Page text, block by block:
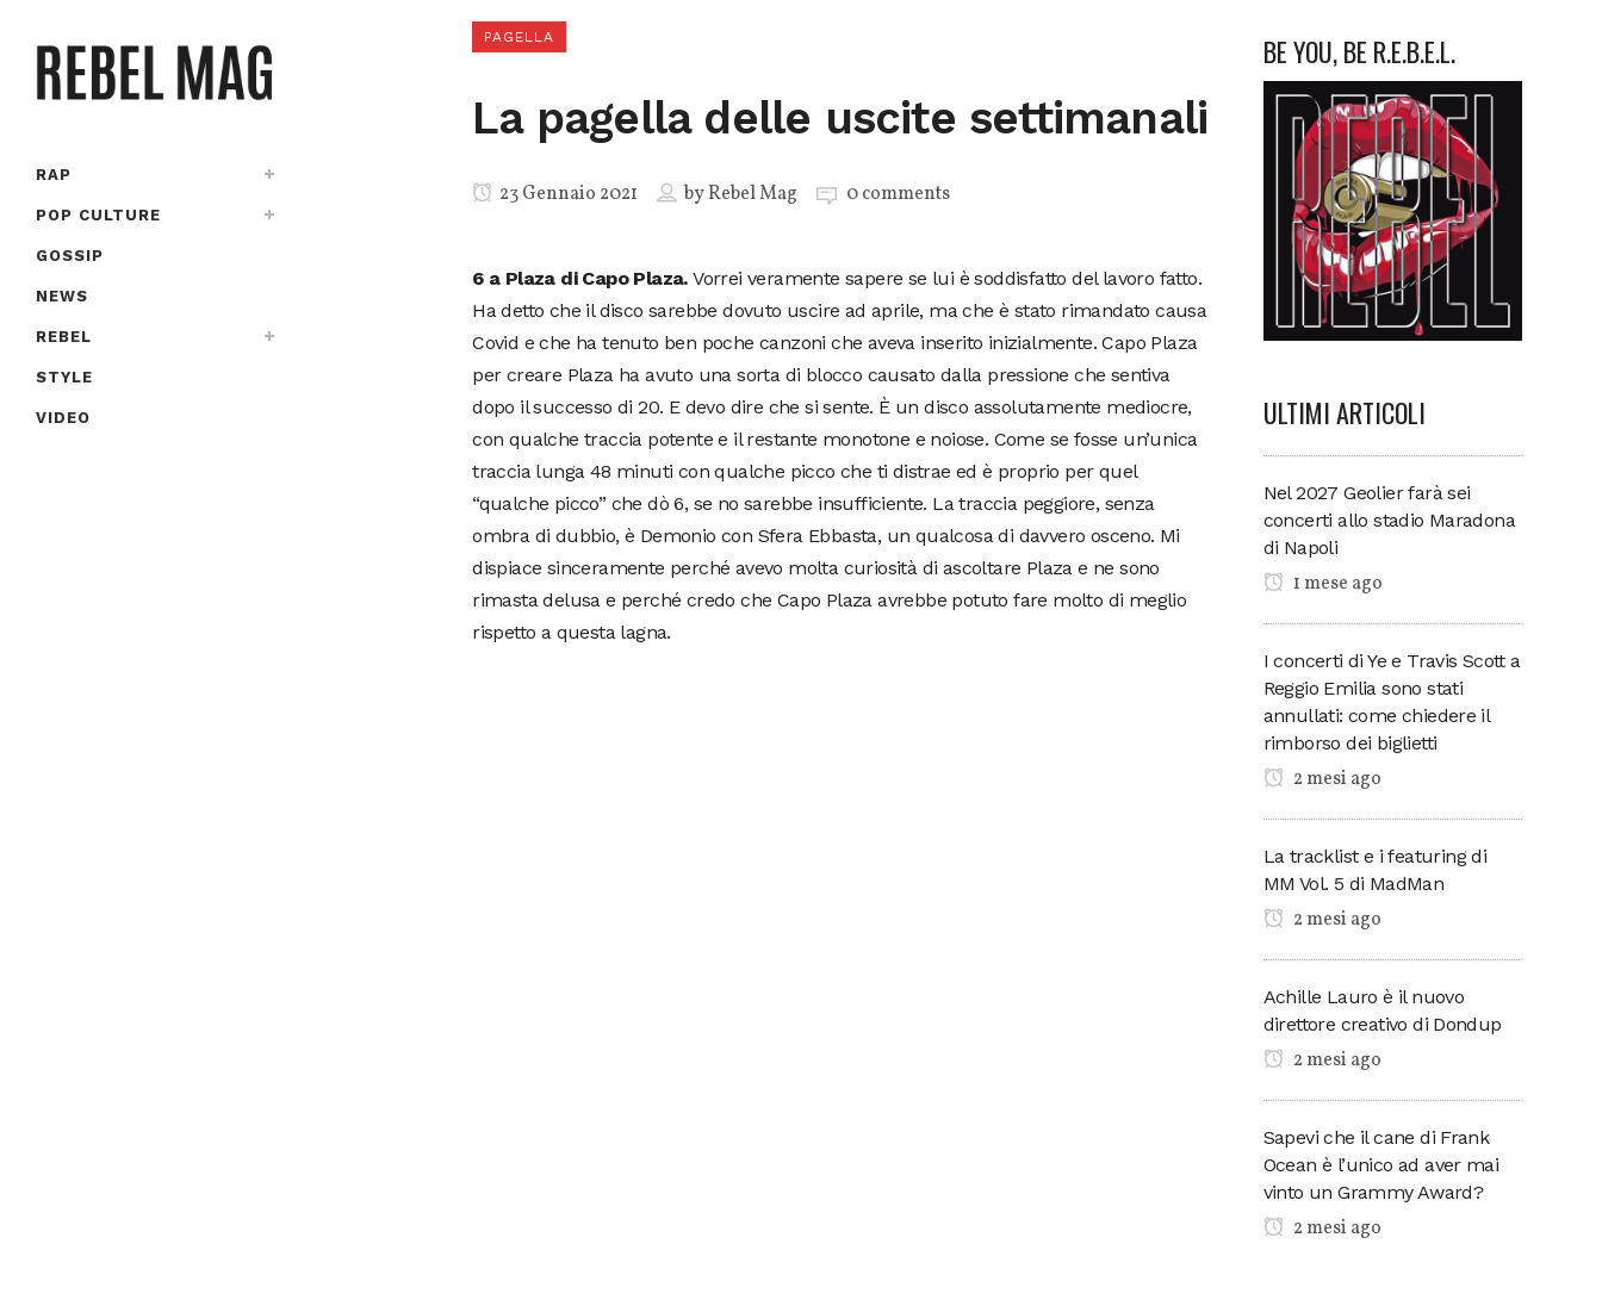
RAP
POP CULTURE
GOSSIP
NEWS
REBEL
STYLE
VIDEO
PAGELLA
La pagella delle uscite settimanali
23 Gennaio 2021 byRebel Mag 0 comments
6 a Plaza di Capo Plaza.Vorrei veramente sapere se lui è soddisfatto del lavoro fatto.
Ha detto che il disco sarebbe dovuto uscire ad aprile, ma che è stato rimandato causa
Covid e che ha tenuto ben poche canzoni che aveva inserito inizialmente. Capo Plaza
per creare Plaza ha avuto una sorta di blocco causato dalla pressione che sentiva
dopo il successo di 20. E devo dire che si sente. È un disco assolutamente mediocre,
con qualche traccia potente e il restante monotone e noiose. Come se fosse un’unica
traccia lunga 48 minuti con qualche picco che ti distrae ed è proprio per quel
“qualche picco” che dò 6, se no sarebbe insufficiente. La traccia peggiore, senza
ombra di dubbio, è Demonio con Sfera Ebbasta, un qualcosa di davvero osceno. Mi
dispiace sinceramente perché avevo molta curiosità di ascoltare Plaza e ne sono
rimasta delusa e perché credo che Capo Plaza avrebbe potuto fare molto di meglio
rispetto a questa lagna.
BE YOU, BE R.E.B.E.L.
ULTIMI ARTICOLI
Nel 2027 Geolier farà sei
concerti allo stadio Maradona
di Napoli
1 mese ago
I concerti di Ye e Travis Scott a
Reggio Emilia sono stati
annullati: come chiedere il
rimborso dei biglietti
2 mesi ago
La tracklist e i featuring di
MM Vol. 5 di MadMan
2 mesi ago
Achille Lauro è il nuovo
direttore creativo di Dondup
2 mesi ago
Sapevi che il cane di Frank
Ocean è l’unico ad aver mai
vinto un Grammy Award?
2 mesi ago